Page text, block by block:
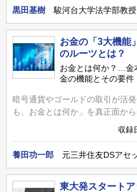
黒田基樹 駿河台大学法学部教授
お金の「3大機
のルーツとは？
お金とは何か？…金
金の機能とその要件
暗号通貨やゴールドの取引が活
も、お金とは何か」を真正面か
収録
養田功一郎 元三井住友DSアセ
東大発スタート